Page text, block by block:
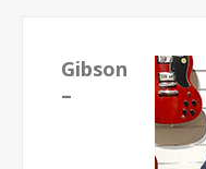
Gibson
–